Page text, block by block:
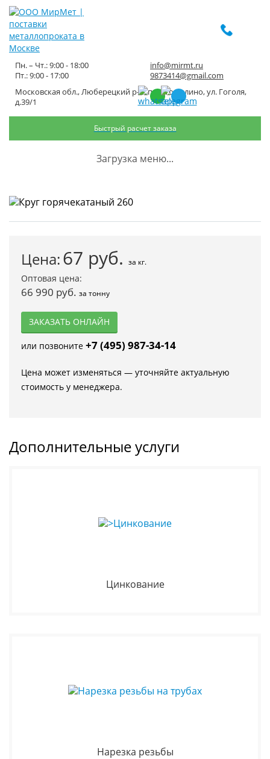
Московская обл., Люберецкий р-н, пос. Томилино, ул. Гоголя,
д.39/1
Пн. – Чт.: 9:00 - 18:00
Пт.: 9:00 - 17:00
info@mirmt.ru
9873414@gmail.com
Быстрый расчет заказа
Загрузка меню...
Круг горячекатаный 260
Каталог металлопроката Черный металлопрокат
Цена:67 руб. за кг.
Оптовая цена:
66 990 руб. за тонну
ЗАКАЗАТЬ ОНЛАЙН
или позвоните +7 (495) 987-34-14
Цена может изменяться — уточняйте актуальную
стоимость у менеджера.
Дополнительные услуги
Цинкование
Нарезка резьбы